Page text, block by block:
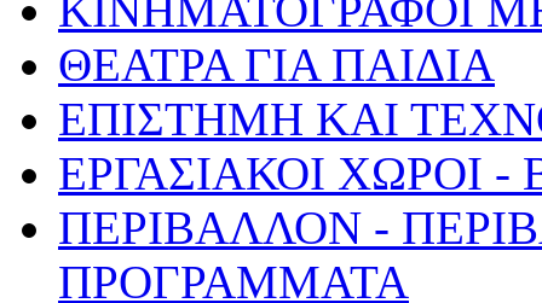
ΚΙΝΗΜΑΤΟΓΡΑΦΟΙ
ΘΕΑΤΡΑ ΓΙΑ ΠΑΙΔΙΑ
ΕΠΙΣΤΗΜΗ ΚΑΙ
ΕΡΓΑΣΙΑΚΟΙ ΧΩΡΟΙ
ΠΕΡΙΒΑΛΛΟΝ -
ΠΡΟΓΡΑΜΜΑΤΑ